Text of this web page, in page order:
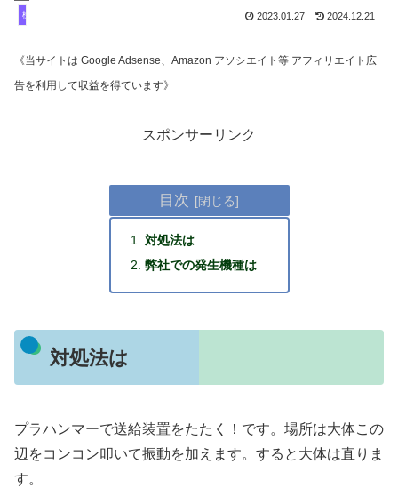
機械紹介 修理 改造 2023.01.27 2024.12.21
《当サイトは Google Adsense、Amazon アソシエイト等 アフィリエイト広
告を利用して収益を得ています》
スポンサーリンク
目次
対処法は
弊社での発生機種は
対処法は
プラハンマーで送給装置をたたく！です。場所は大体この
辺をコンコン叩いて振動を加えます。すると大体は直りま
す。